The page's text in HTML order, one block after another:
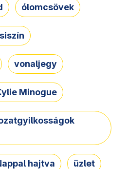
ólomcsövek
vonaljegy
Minogue
hajtva üzlet